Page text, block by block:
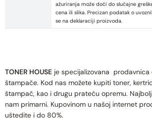
ažuriranja može doći do slučajne
cena ili slika. Precizan podatak o
se na deklaraciji proizvoda.
TONER HOUSE je specijalizovana prodavnica
štampače. Kod nas možete kupiti toner,
štampač, kao i drugu prateću opremu.
nam primarni. Kupovinom u našoj internet
uštedite i do 80%.